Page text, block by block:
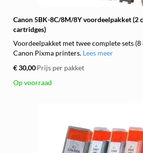
Canon 5BK-8C/8M/8Y voordeelpakket (2
cartridges)
Voordeelpakket met twee complete sets
Canon Pixma printers. Lees meer
€ 30,00Prijs per pakket
Op voorraad